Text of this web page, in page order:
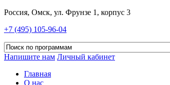
Россия, Омск, ул. Фрунзе 1, корпус 3
+7 (495) 105-96-04
Напишите нам Личный кабинет
Главная
О нас